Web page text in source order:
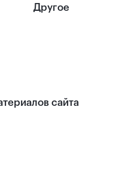
Другое
сайта